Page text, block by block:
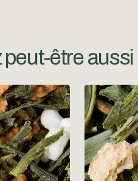
être aussi